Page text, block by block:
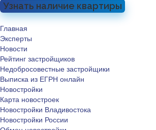
Узнать наличие квартиры
Главная
Эксперты
Новости
Рейтинг застройщиков
Недобросовестные застройщики
Выписка из ЕГРН онлайн
Новостройки
Карта новостроек
Новостройки Владивостока
Новостройки России